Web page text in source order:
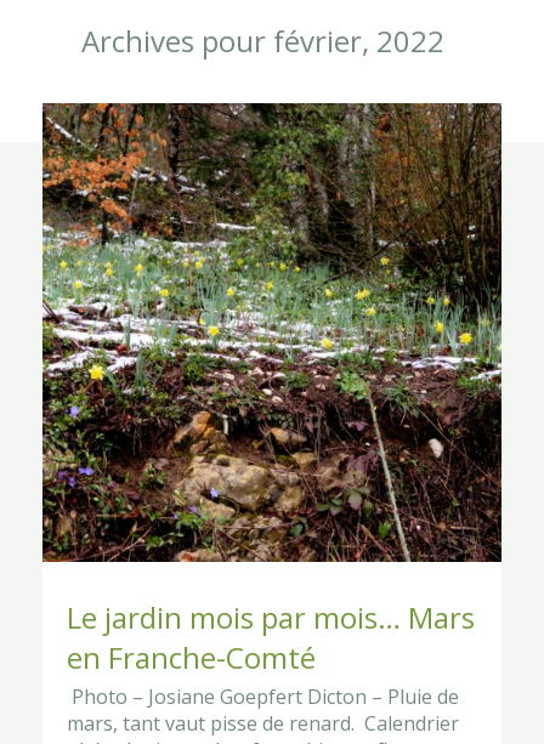
Archives pour février, 2022
Le jardin mois par mois… Mars
en Franche-Comté
Photo – Josiane Goepfert Dicton – Pluie de
mars, tant vaut pisse de renard. Calendrier